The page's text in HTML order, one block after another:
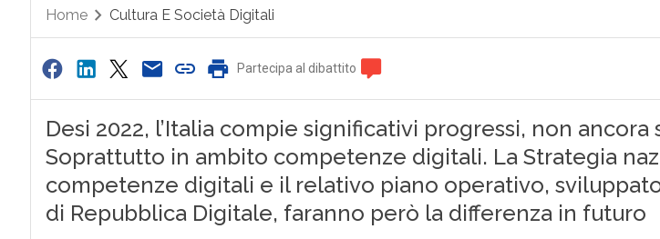
Home Cultura E Società Digitali
Partecipa al dibattito
Desi 2022, l’Italia compie significativi progressi, non ancora
Soprattutto in ambito competenze digitali. La Strategia
competenze digitali e il relativo piano operativo,
di Repubblica Digitale, faranno però la differenza in futuro